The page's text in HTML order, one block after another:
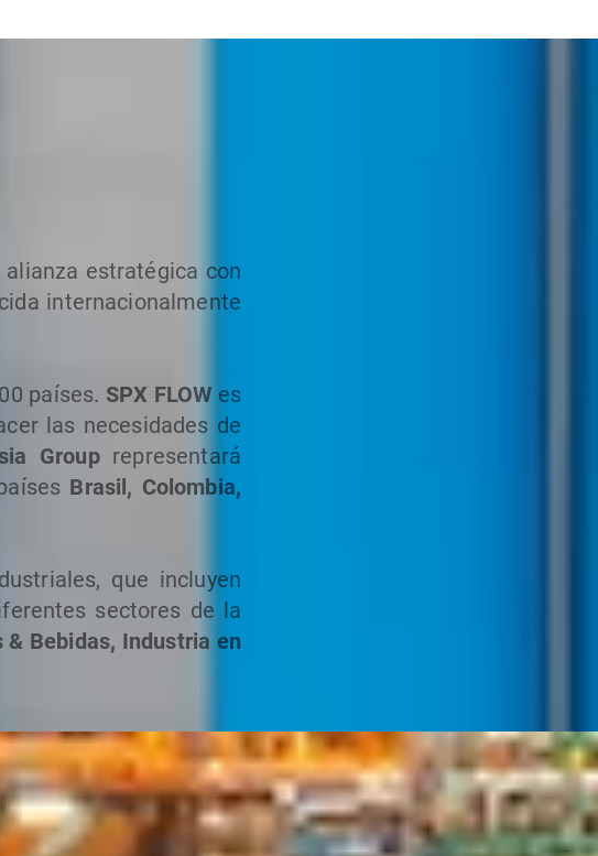
estratégica con
internacionalmente
países. SPX FLOW es
las necesidades de
Grouprepresentará
Brasil, Colombia,
que incluyen
sectores de la
Bebidas, Industria en